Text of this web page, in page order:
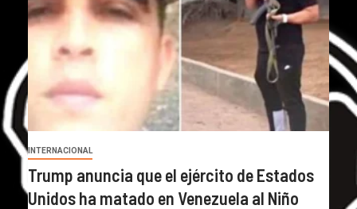
INTERNACIONAL
Trump anuncia que el ejército de Estados
Unidos ha matado en Venezuela al Niño